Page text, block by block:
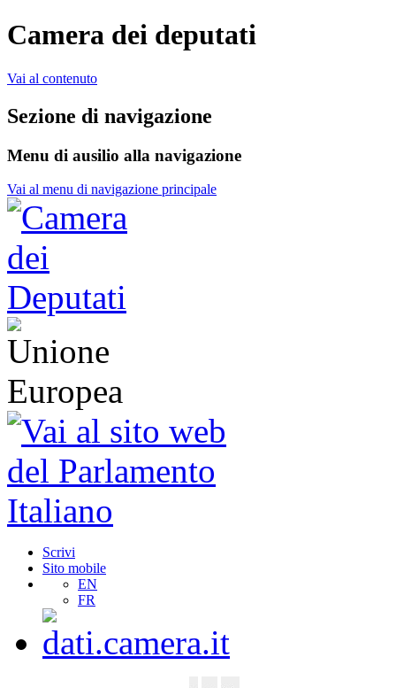
Camera dei deputati
Vai al contenuto
Sezione di navigazione
Menu di ausilio alla navigazione
Vai al menu di navigazione principale
Scrivi
Sito mobile
EN
FR